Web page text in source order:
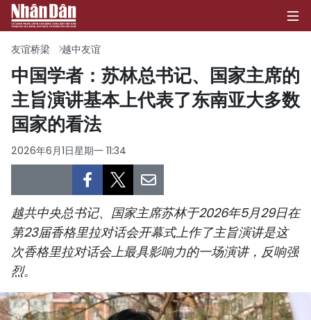
首页
经济
社会
环保
文化
体育
友谊桥梁 越中友谊
中国学者：苏林总书记、国家主席的
主旨演讲基本上代表了东南亚大多数
国家的看法
2026年6月1日星期一 11:34
越共中央总书记、国家主席苏林于2026年5月29日在
第23届香格里拉对话会开幕式上作了主旨演讲是这
次香格里拉对话会上最具影响力的一场演讲，反响强
烈。